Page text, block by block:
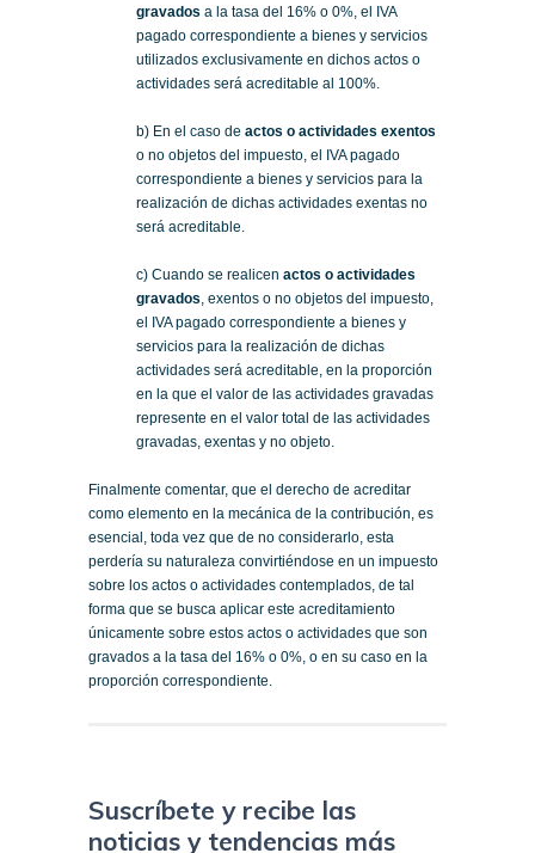
gravados a la tasa del 16% o 0%, el IVA
pagado correspondiente a bienes y servicios
utilizados exclusivamente en dichos actos o
actividades será acreditable al 100%.
b) En el caso de actos o actividades exentos
o no objetos del impuesto, el IVA pagado
correspondiente a bienes y servicios para la
realización de dichas actividades exentas no
será acreditable.
c) Cuando se realicen actos o actividades
gravados , exentos o no objetos del impuesto,
el IVA pagado correspondiente a bienes y
servicios para la realización de dichas
actividades será acreditable, en la proporción
en la que el valor de las actividades gravadas
represente en el valor total de las actividades
gravadas, exentas y no objeto.
Finalmente comentar, que el derecho de acreditar
como elemento en la mecánica de la contribución, es
esencial, toda vez que de no considerarlo, esta
perdería su naturaleza convirtiéndose en un impuesto
sobre los actos o actividades contemplados, de tal
forma que se busca aplicar este acreditamiento
únicamente sobre estos actos o actividades que son
gravados a la tasa del 16% o 0%, o en su caso en la
proporción correspondiente.